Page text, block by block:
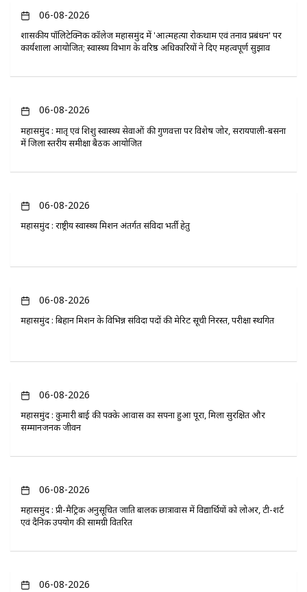
06-08-2026
​शासकीय पॉलिटेक्निक कॉलेज महासमुंद में 'आत्महत्या रोकथाम एवं तनाव प्रबंधन' पर
कार्यशाला आयोजित; स्वास्थ्य विभाग के वरिष्ठ अधिकारियों ने दिए महत्वपूर्ण सुझाव
06-08-2026
महासमुंद : मातृ एवं शिशु स्वास्थ्य सेवाओं की गुणवत्ता पर विशेष जोर, सरायपाली-बसना
में जिला स्तरीय समीक्षा बैठक आयोजित
06-08-2026
महासमुंद : राष्ट्रीय स्वास्थ्य मिशन अंतर्गत संविदा भर्ती हेतु
06-08-2026
महासमुंद : बिहान मिशन के विभिन्न संविदा पदों की मेरिट सूची निरस्त, परीक्षा स्थगित
06-08-2026
महासमुंद : कुमारी बाई की पक्के आवास का सपना हुआ पूरा, मिला सुरक्षित और
सम्मानजनक जीवन
06-08-2026
महासमुंद : प्री-मैट्रिक अनुसूचित जाति बालक छात्रावास में विद्यार्थियों को लोअर, टी-शर्ट
एवं दैनिक उपयोग की सामग्री वितरित
06-08-2026